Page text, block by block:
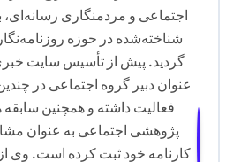
اجتماعی و مردمنگاری رسانه‌ای،
شناخته‌شده در حوزه
گردید. پیش از تأسیس سایت
عنوان دبیر گروه اجتماعی در
فعالیت داشته و همچنین سابقه
پژوهشی اجتماعی به عنوان